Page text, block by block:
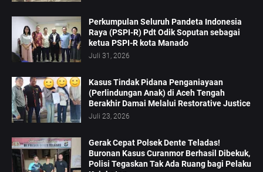
Perkumpulan Seluruh Pandeta Indonesia
Raya (PSPI-R) Pdt Odik Soputan sebagai
ketua PSPI-R kota Manado
Juli 31, 2026
Kasus Tindak Pidana Penganiayaan
(Perlindungan Anak) di Aceh Tengah
Berakhir Damai Melalui Restorative Justice
Juli 23, 2026
Gerak Cepat Polsek Dente Teladas!
Buronan Kasus Curanmor Berhasil Dibekuk,
Polisi Tegaskan Tak Ada Ruang bagi Pelaku